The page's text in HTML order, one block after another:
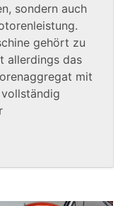
sondern auch
gehört zu
allerdings das
mit